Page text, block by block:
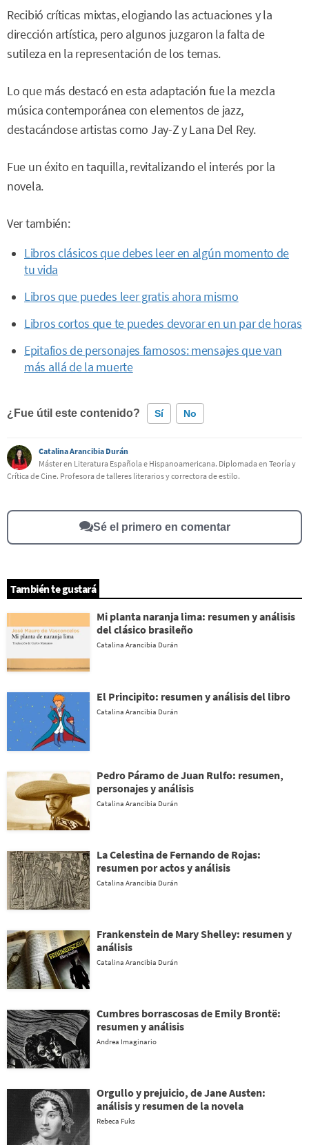
Recibió críticas mixtas, elogiando las actuaciones y la
dirección artística, pero algunos juzgaron la falta de
sutileza en la representación de los temas.
Lo que más destacó en esta adaptación fue la mezcla
música contemporánea con elementos de jazz,
destacándose artistas como Jay-Z y Lana Del Rey.
Fue un éxito en taquilla, revitalizando el interés por la
novela.
Ver también:
Libros clásicos que debes leer en algún momento de
tu vida
Libros que puedes leer gratis ahora mismo
Libros cortos que te puedes devorar en un par de horas
Epitafios de personajes famosos: mensajes que van
más allá de la muerte
¿Fue útil este contenido? Sí No
Este contenido contiene información incorrecta
Este contenido no tiene la información que busco
Otro
Catalina Arancibia Durán
Máster en Literatura Española e Hispanoamericana. Diplomada en Teoría y
Crítica de Cine. Profesora de talleres literarios y correctora de estilo.
Sé el primero en comentar
También te gustará
Mi planta naranja lima: resumen y análisis
del clásico brasileño
Catalina Arancibia Durán
El Principito: resumen y análisis del libro
Catalina Arancibia Durán
Pedro Páramo de Juan Rulfo: resumen,
personajes y análisis
Catalina Arancibia Durán
La Celestina de Fernando de Rojas:
resumen por actos y análisis
Catalina Arancibia Durán
Frankenstein de Mary Shelley: resumen y
análisis
Catalina Arancibia Durán
Cumbres borrascosas de Emily Brontë:
resumen y análisis
Andrea Imaginario
Orgullo y prejuicio, de Jane Austen:
análisis y resumen de la novela
Rebeca Fuks